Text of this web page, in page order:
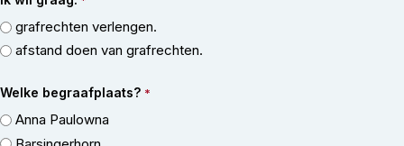
grafrechten verlengen.
afstand doen van grafrechten.
Welke begraafplaats? *
Anna Paulowna